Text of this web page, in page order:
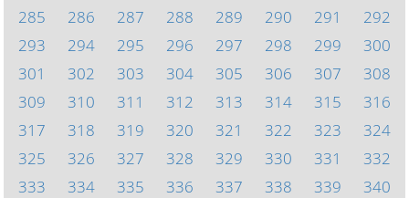
285
286 287 288 289 290 291
292
293
294 295 296 297 298 299
300
301
302 303 304 305 306 307
308
309
310 311 312 313 314 315
316
317
318 319 320 321 322 323
324
325
326 327 328 329 330 331
332
333
334 335 336 337 338 339
340